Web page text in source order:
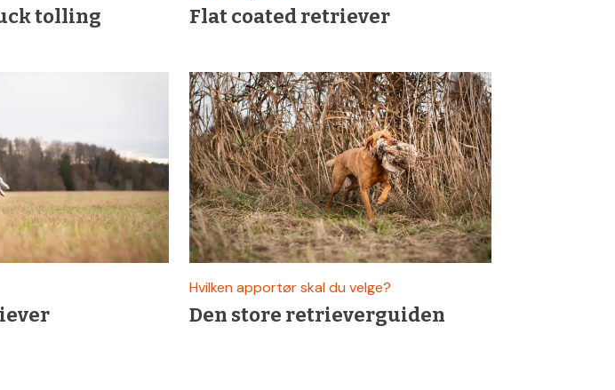
tolling
Flat coated retriever
Hvilken apportør skal du velge?
Den store retrieverguiden